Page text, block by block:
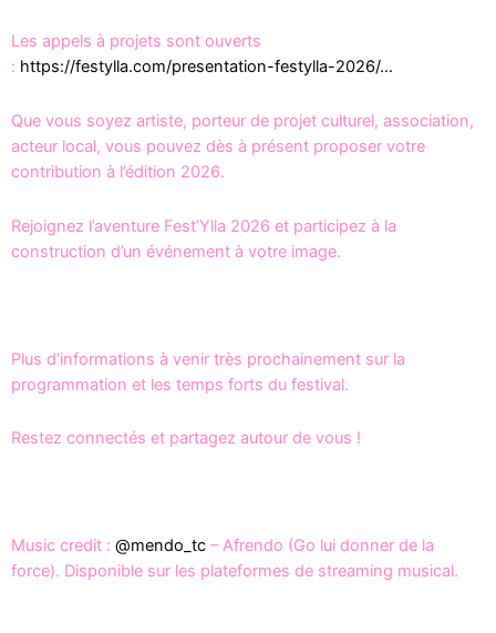
Les appels à projets sont ouverts
: https://festylla.com/presentation-festylla-2026/…
Que vous soyez artiste, porteur de projet culturel, association,
acteur local, vous pouvez dès à présent proposer votre
contribution à l’édition 2026.
Rejoignez l’aventure Fest’Ylla 2026 et participez à la
construction d’un événement à votre image.
Plus d’informations à venir très prochainement sur la
programmation et les temps forts du festival.
Restez connectés et partagez autour de vous !
Music credit : @mendo_tc – Afrendo (Go lui donner de la
force). Disponible sur les plateformes de streaming musical.